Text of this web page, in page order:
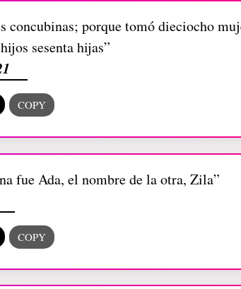
concubinas; porque tomó dieciocho
sesenta hijas”
fue Ada, el nombre de la otra, Zila”